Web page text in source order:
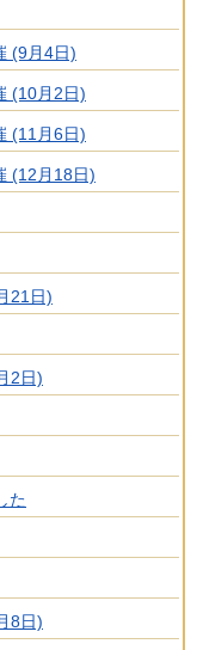
(9月4日)
(10月2日)
(11月6日)
(12月18日)
21日)
2日)
た
8日)